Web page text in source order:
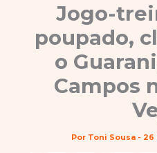
Jogo-
poupado,
o
Campos
Por Toni Sousa - 26